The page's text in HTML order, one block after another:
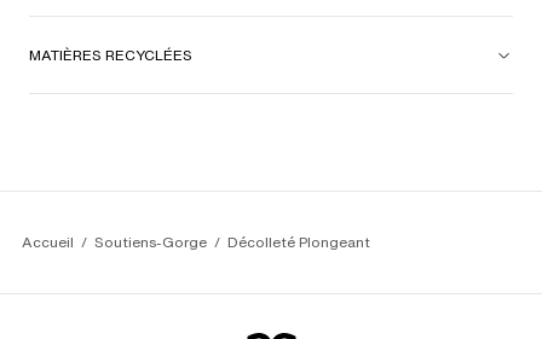
MATIÈRES RECYCLÉES
Accueil Soutiens-Gorge Décolleté Plongeant